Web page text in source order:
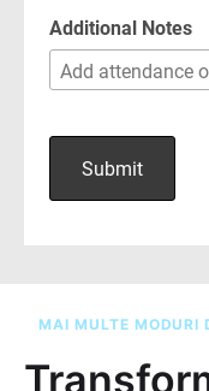
MAI MULTE MODURI